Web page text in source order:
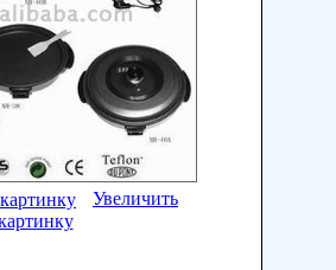
Увеличить